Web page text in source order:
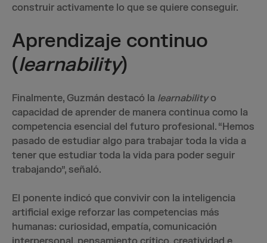
construir activamente lo que se quiere conseguir.
Aprendizaje continuo
(learnability)
Finalmente, Guzmán destacó la learnabilityo
capacidad de aprender de manera continua como la
competencia esencial del futuro profesional. “Hemos
pasado de estudiar algo para trabajar toda la vida a
tener que estudiar toda la vida para poder seguir
trabajando”, señaló.
El ponente indicó que convivir con la inteligencia
artificial exige reforzar las competencias más
humanas: curiosidad, empatía, comunicación